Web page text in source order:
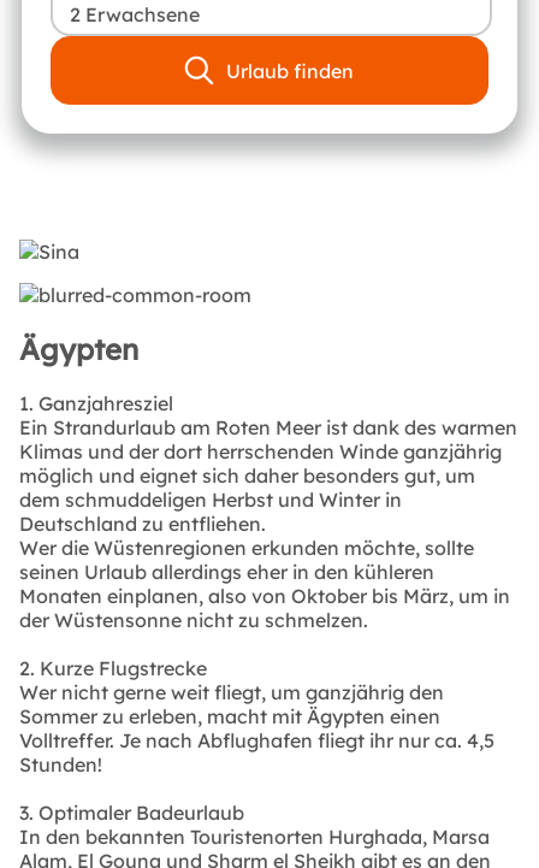
2 Erwachsene
Urlaub finden
Ägypten
1. Ganzjahresziel
Ein Strandurlaub am Roten Meer ist dank des warmen
Klimas und der dort herrschenden Winde ganzjährig
möglich und eignet sich daher besonders gut, um
dem schmuddeligen Herbst und Winter in
Deutschland zu entfliehen.
Wer die Wüstenregionen erkunden möchte, sollte
seinen Urlaub allerdings eher in den kühleren
Monaten einplanen, also von Oktober bis März, um in
der Wüstensonne nicht zu schmelzen.
2. Kurze Flugstrecke
Wer nicht gerne weit fliegt, um ganzjährig den
Sommer zu erleben, macht mit Ägypten einen
Volltreffer. Je nach Abflughafen fliegt ihr nur ca. 4,5
Stunden!
3. Optimaler Badeurlaub
In den bekannten Touristenorten Hurghada, Marsa
Alam, El Gouna und Sharm el Sheikh gibt es an den